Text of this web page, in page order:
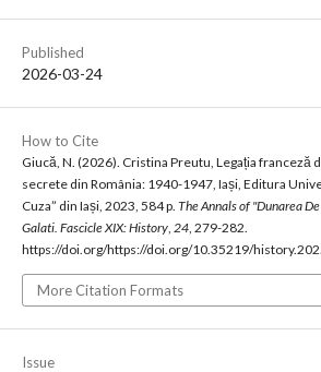
Published
2026-03-24
How to Cite
Giucă, N. (2026). Cristina Preutu, Legația franceză
secrete din România: 1940-1947, Iași, Editura
Cuza” din Iași, 2023, 584 p. The Annals of "Dunarea
Galati. Fascicle XIX: History 24 , 279-282.
https://doi.org/https://doi.org/10.35219/
More Citation Formats
Issue